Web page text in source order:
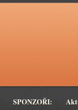
SPONZOŘI: